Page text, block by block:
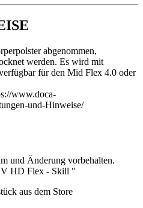
abgenommen,
werden. Es wird mit
für den Mid Flex 4.0 oder
www.doca-
und-Hinweise/
und Änderung vorbehalten.
HD Flex - Skill "
aus dem Store